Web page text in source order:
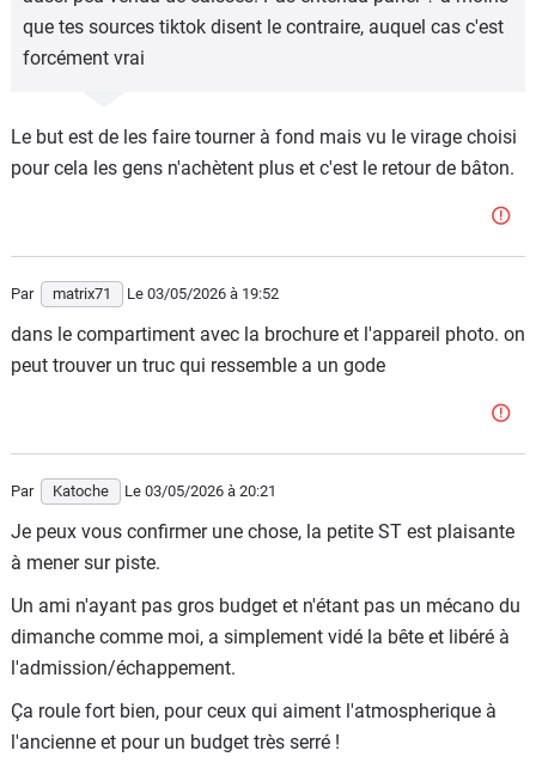
que tes sources tiktok disent le contraire, auquel cas c'est
forcément vrai
Le but est de les faire tourner à fond mais vu le virage choisi
pour cela les gens n'achètent plus et c'est le retour de bâton.
Par matrix71 Le 03/05/2026 à 19:52
dans le compartiment avec la brochure et l'appareil photo. on
peut trouver un truc qui ressemble a un gode
Par Katoche Le 03/05/2026 à 20:21
Je peux vous confirmer une chose, la petite ST est plaisante
à mener sur piste.
Un ami n'ayant pas gros budget et n'étant pas un mécano du
dimanche comme moi, a simplement vidé la bête et libéré à
l'admission/échappement.
Ça roule fort bien, pour ceux qui aiment l'atmospherique à
l'ancienne et pour un budget très serré !